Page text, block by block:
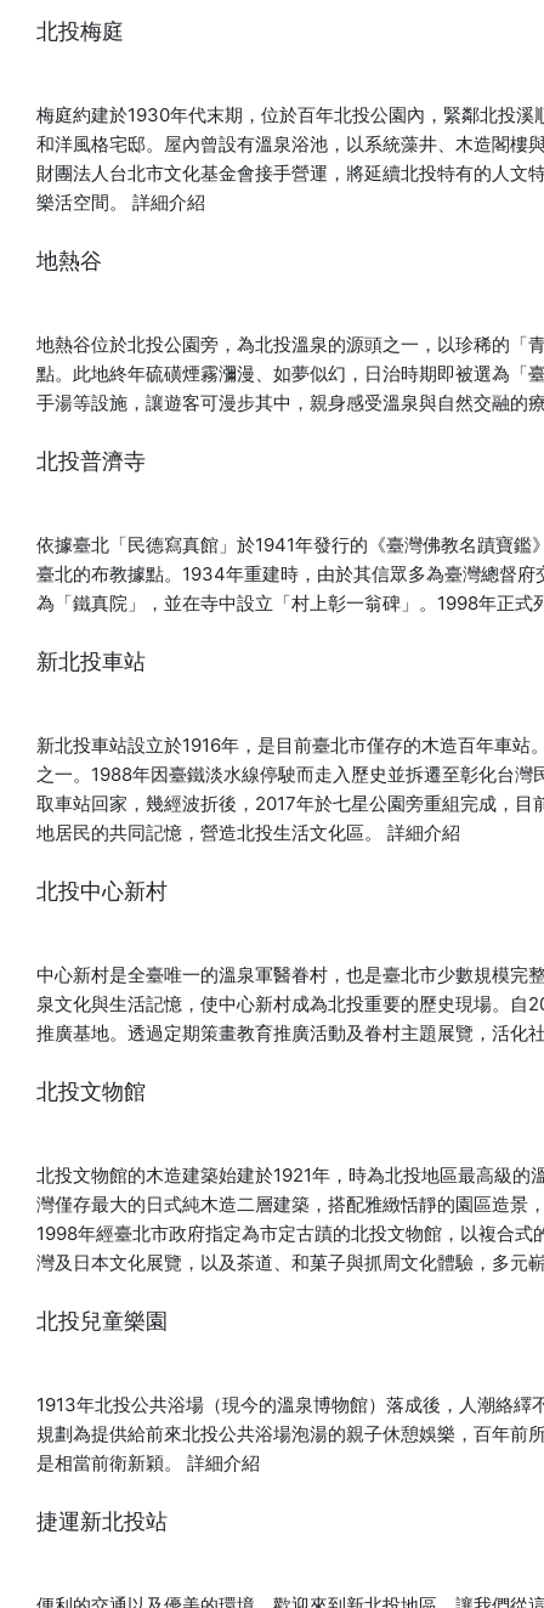
∣7/26(日)、8/2(日)、8/9(日)10:00-12:00 ■路線2 路線∣新
北投車站→新民國中→中心新村 時間∣7/26(日)、8/2(日)、
扇、納涼券1張） 人數∣20人/場 活動對象∣需全程步行，建議6
歲以上孩童報名參加。 線上報名∣https://accu.ps/gZ8KOs
【藝術裝置—妖怪溫泉互動光廊】 日本繪本大師廣瀨克也《妖
怪溫泉》筆下的妖怪們大舉入侵北投溫泉博物館！ 一步步穿梭
出來跟你玩捉迷藏！今年夏天來北投溫泉博物館，和超萌小妖
怪們，展開一場怪好玩、怪沁涼的光影追逐戰吧！ 費用｜免費
西」二手玩具交換市集】 今年夏天最有趣、最荒謬的【二手玩
具交換市集】要來了！ 歡迎帶上那些「我怎麼會買這種鬼東
西」的奇怪玩具來現場， 說不定你眼中的鬼東西，正是別人尋
怪收藏延續全新的故事。 時間｜8/8(六)、8/9(日)14:00-
一件。 3. 玩具需先在家進行簡單整理再帶來，若零件容易掉落
或玩具過小請裝袋，絨毛類請進行簡單清潔，現場也會準備酒
精及夾鏈袋，請向工作人員詢問。 4. 離開時請至少帶一項玩具
僅交換玩具，印有卡通人物的衣物、文具或生活小物不得交
康】 呼朋引伴來到榻榻米大廣間挑戰打西瓜、保齡球、賓果等
趣味團康遊戲，挑戰成功還可獲得北投納涼券！ 費用∣免費，現
場報名參加。 地點∣北投溫泉博物館2樓大廣間 ■北投BINGO室
來玩玩北投家徽的賓果遊戲，前3名達成賓果連線即可獲得納涼
14:30-15:00、18:15-19:15 名額∣40人/場 ■北投保齡球 將圓
16:00-16:30 名額∣ 2人1組，每場次限10組 ■納涼打西瓜 時限
內挑戰蒙眼、轉圈，接下來奮力一擊打西瓜，成功擊中西瓜即
可獲得納涼券乙張。 時間∣7/25(六)-8/9(日)每週六及週日
間週末，北投溫泉博物館延長開館至晚間8時，並邀請不同表演
受北投夏夜的熱情與活力。 費用∣免費 地點∣北投溫泉博物館2
樓大廣間 【館舍串聯】 響應「怪不得來北投」夏季主題活動，
更串聯北投地區各文化館舍一起「共同作怪」，攜手推出一系
列夏日限定的納涼活動，共度今夏最奇幻的盛夏祭典！ 【夏日
絲專頁，並依指定活動貼文完成參加步驟，即有機會獲得納涼
Facebook粉絲專頁公告。 北投溫泉博物館Facebook 北投溫
泉博物館Instagram 【2026北投納涼祭】 活動期間：
2026/7/24(五)－2026/8/9(日) 活動地點：北投溫泉博物館
※每週一休館
北投梅庭
梅庭約建於1930年代末期，位於百年北投公園內，緊鄰北投
和洋風格宅邸。屋內曾設有溫泉浴池，以系統藻井、木造閣
財團法人台北市文化基金會接手營運，將延續北投特有的人
樂活空間。 詳細介紹
地熱谷
地熱谷位於北投公園旁，為北投溫泉的源頭之一，以珍稀的「
點。此地終年硫磺煙霧瀰漫、如夢似幻，日治時期即被選為「
手湯等設施，讓遊客可漫步其中，親身感受溫泉與自然交融的
北投普濟寺
依據臺北「民德寫真館」於1941年發行的《臺灣佛教名蹟寶
臺北的布教據點。1934年重建時，由於其信眾多為臺灣總督
為「鐵真院」，並在寺中設立「村上彰一翁碑」。1998年正
新北投車站
新北投車站設立於1916年，是目前臺北市僅存的木造百年車
之一。1988年因臺鐵淡水線停駛而走入歷史並拆遷至彰化台
取車站回家，幾經波折後，2017年於七星公園旁重組完成，
地居民的共同記憶，營造北投生活文化區。 詳細介紹
北投中心新村
中心新村是全臺唯一的溫泉軍醫眷村，也是臺北市少數規模完
泉文化與生活記憶，使中心新村成為北投重要的歷史現場。
推廣基地。透過定期策畫教育推廣活動及眷村主題展覽，活
北投文物館
北投文物館的木造建築始建於1921年，時為北投地區最高級
灣僅存最大的日式純木造二層建築，搭配雅緻恬靜的園區造景
1998年經臺北市政府指定為市定古蹟的北投文物館，以複合
灣及日本文化展覽，以及茶道、和菓子與抓周文化體驗，多元
北投兒童樂園
1913年北投公共浴場（現今的溫泉博物館）落成後，人潮絡
規劃為提供給前來北投公共浴場泡湯的親子休憩娛樂，百年
是相當前衛新穎。 詳細介紹
捷運新北投站